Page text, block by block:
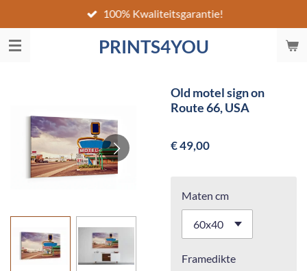
direct
naar
PRINTS4YOU
100% Kwaliteitsgarantie!
Old motel sign on
Route 66, USA
€ 49,00
Maten cm
Framedikte